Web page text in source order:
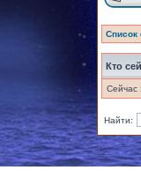
Список
Кто
Сейчас
Найти: